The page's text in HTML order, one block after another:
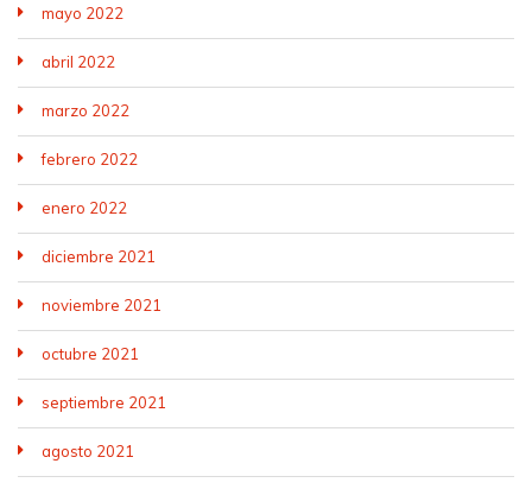
mayo 2022
abril 2022
marzo 2022
febrero 2022
enero 2022
diciembre 2021
noviembre 2021
octubre 2021
septiembre 2021
agosto 2021